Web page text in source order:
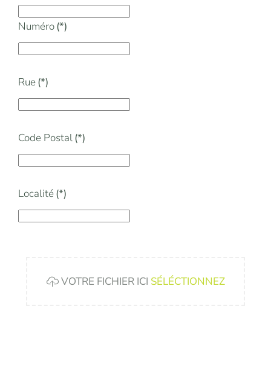
Numéro(*)
Rue(*)
Code Postal(*)
Localité(*)
VOTRE FICHIER ICI SÉLÉCTIONNEZ